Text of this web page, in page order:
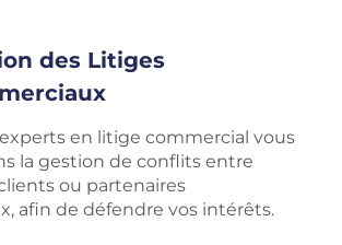
des Litiges
en litige commercial vous
la gestion de conflits entre
ou partenaires
afin de défendre vos intérêts.